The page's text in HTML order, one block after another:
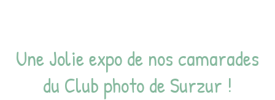
Une Jolie expo de nos camarades
du Club photo de Surzur !